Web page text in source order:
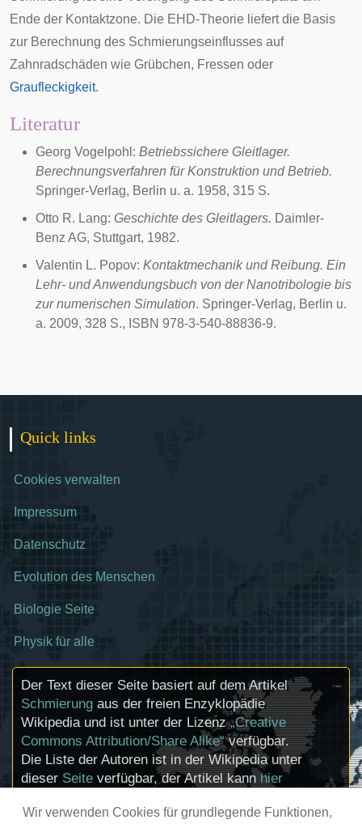
Wir verwenden Cookies für grundlegende Funktionen,
Ende der Kontaktzone. Die EHD-Theorie liefert die Basis
zur Berechnung des Schmierungseinflusses auf
Zahnradschäden wie Grübchen, Fressen oder
Graufleckigkeit.
Literatur
Georg Vogelpohl: Betriebssichere Gleitlager.
Berechnungsverfahren für Konstruktion und Betrieb.
Springer-Verlag, Berlin u. a. 1958, 315 S.
Otto R. Lang: Geschichte des Gleitlagers. Daimler-
Benz AG, Stuttgart, 1982.
Valentin L. Popov: Kontaktmechanik und Reibung. Ein
Lehr- und Anwendungsbuch von der Nanotribologie bis
zur numerischen Simulation. Springer-Verlag, Berlin u.
a. 2009, 328 S., ISBN 978-3-540-88836-9.
Quick links
Cookies verwalten
Impressum
Datenschutz
Evolution des Menschen
Biologie Seite
Physik für alle
Der Text dieser Seite basiert auf dem Artikel
Schmierung aus der freien Enzyklopädie
Wikipedia und ist unter der Lizenz„Creative
Commons Attribution/Share Alike“verfügbar.
Die Liste der Autoren ist in der Wikipedia unter
dieser Seite verfügbar, der Artikel kannhier
Urhebern und zum Lizenzstatus eingebundener